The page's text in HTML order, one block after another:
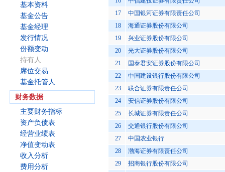
基本资料
基金公告
基金经理
发行情况
份额变动
持有人
席位交易
基金托管人
财务数据
主要财务指标
资产负债表
经营业绩表
净值变动表
收入分析
费用分析
17
中国银河证券有限责任公司
18
海通证券股份有限公司
19
兴业证券股份有限公司
20
光大证券股份有限公司
21
国泰君安证券股份有限公司
22
中国建设银行股份有限公司
23
联合证券有限责任公司
24
安信证券股份有限公司
25
长城证券有限责任公司
26
交通银行股份有限公司
27
中国农业银行
28
渤海证券有限责任公司
29
招商银行股份有限公司